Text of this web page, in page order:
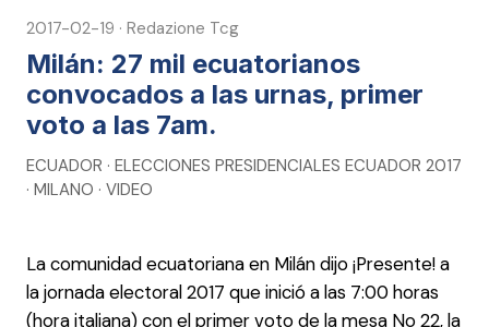
2017-02-19 · Redazione Tcg
Milán: 27 mil ecuatorianos
convocados a las urnas, primer
voto a las 7am.
ECUADOR · ELECCIONES PRESIDENCIALES ECUADOR 2017
· MILANO · VIDEO
La comunidad ecuatoriana en Milán dijo ¡Presente! a
la jornada electoral 2017 que inició a las 7:00 horas
(hora italiana) con el primer voto de la mesa No 22, la